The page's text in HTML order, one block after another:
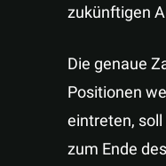
zukünftigen
Die genaue
Positionen
eintreten,
zum Ende